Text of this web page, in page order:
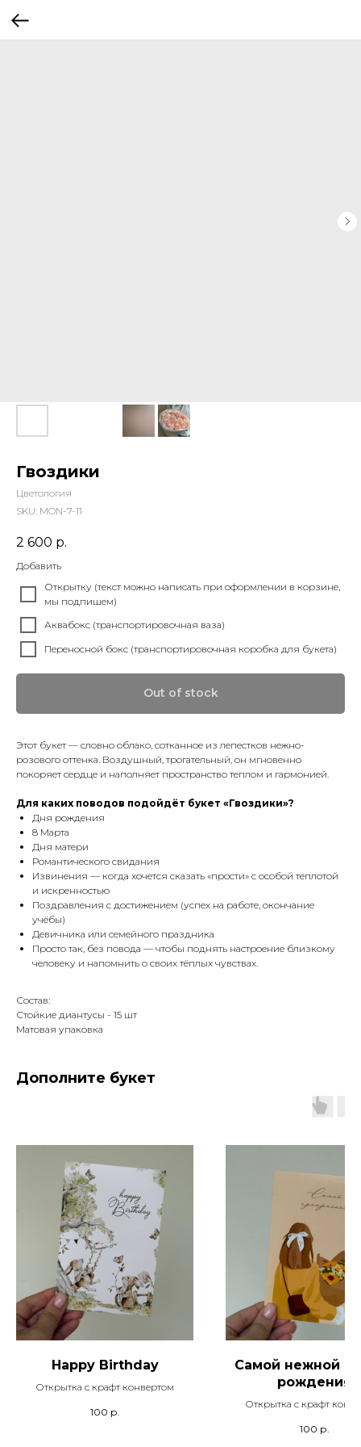
Гвоздики
Цветология
SKU: MON-7-11
2 600 р.
Добавить
Открытку (текст можно написать при оформлении в корзине,
мы подпишем)
Аквабокс (транспортировочная ваза)
Переносной бокс (транспортировочная коробка для букета)
Out of stock
Этот букет — словно облако, сотканное из лепестков нежно-
розового оттенка. Воздушный, трогательный, он мгновенно
покоряет сердце и наполняет пространство теплом и гармонией.
Для каких поводов подойдёт букет «Гвоздики»?
Дня рождения
8 Марта
Дня матери
Романтического свидания
Извинения — когда хочется сказать «прости» с особой теплотой
и искренностью
Поздравления с достижением (успех на работе, окончание
учёбы)
Девичника или семейного праздника
Просто так, без повода — чтобы поднять настроение близкому
человеку и напомнить о своих тёплых чувствах.
Состав:
Стойкие диантусы - 15 шт
Матовая упаковка
Дополните букет
Happy Birthday
Открытка с крафт конвертом
100 р.
Самой нежной с
рождения
Открытка с крафт
100 р.